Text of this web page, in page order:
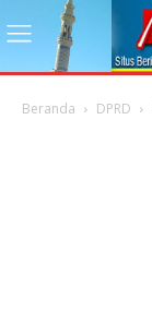
Beranda DPRD